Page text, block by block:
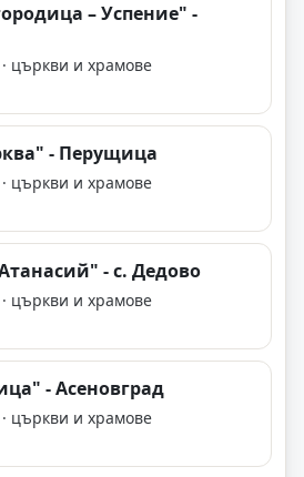
– Успение" -
· църкви и храмове
- Перущица
· църкви и храмове
- с. Дедово
· църкви и храмове
- Асеновград
· църкви и храмове